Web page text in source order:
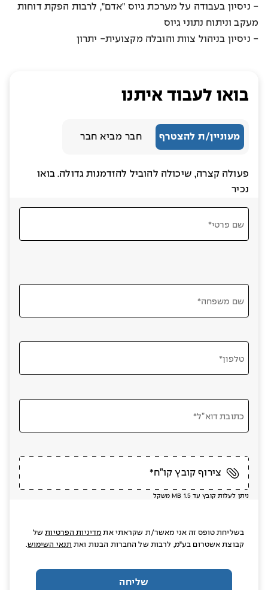
- ניסיון בעבודה על מערכת גיוס "אדם", לרבות הפקת דוחות
מעקב וניתוח נתוני גיוס
- ניסיון בניהול צוות והובלה מקצועית- יתרון
בואו לעבוד איתנו
מעוניין/ת להצטרף חבר מביא חבר
פעולה קצרה, שיכולה להוביל להזדמנות גדולה. בואו
נכיר
שם פרטי*
שם משפחה*
טלפון*
כתובת דוא”ל*
צירוף קובץ קו”ח*
ניתן לעלות קובץ עד MB 1.5 משקל
בשליחת טופס זה אני מאשר/ת שקראתי את מדיניות הפרטיותשל
קבוצת אשטרום בע"מ, לרבות של החברות הבנות ואת תנאי השימוש.
שליחה